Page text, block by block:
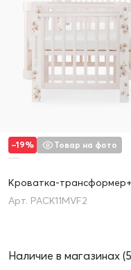
Кроватка-
PACK11MVF2
Наличие в магазинах
–19% Товар на фото